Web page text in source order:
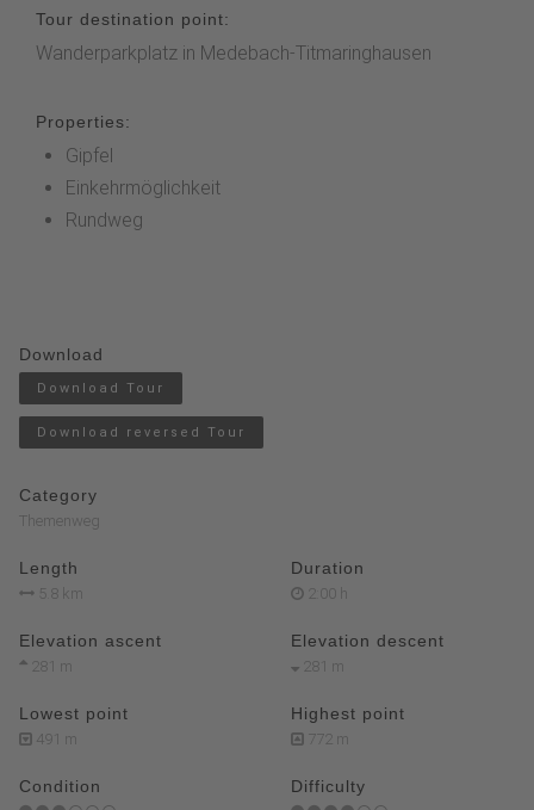
Tour destination point:
Wanderparkplatz in Medebach-Titmaringhausen
Properties:
Gipfel
Einkehrmöglichkeit
Rundweg
Download
Download Tour
Download reversed Tour
Category
Themenweg
Length
5.8 km
Duration
2:00 h
Elevation ascent
281 m
Elevation descent
281 m
Lowest point
491 m
Highest point
772 m
Condition Difficulty